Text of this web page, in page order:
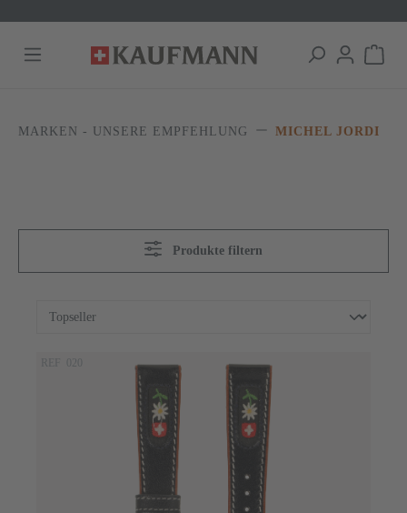
springen
MARKEN - UNSERE EMPFEHLUNG MICHEL JORDI
Produkte filtern
REF 020